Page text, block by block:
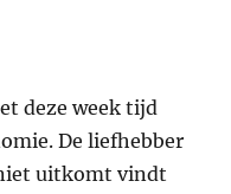
deze week tijd
De liefhebber
uitkomt vindt